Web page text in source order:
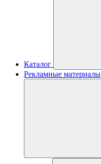
Каталог
Рекламные материалы